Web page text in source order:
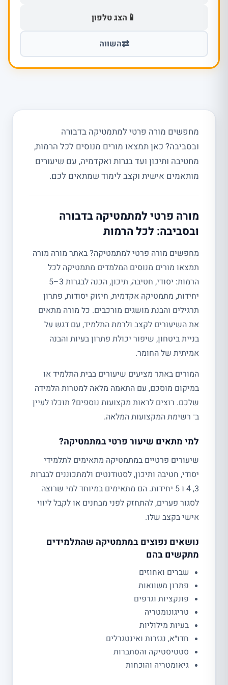
📱 הצג טלפון
⇄השווה
מחפשים מורה פרטי למתמטיקה בדבורה
ובסביבה? כאן תמצאו מורים מנוסים לכל הרמות,
מחטיבה ותיכון ועד בגרות ואקדמיה, עם שיעורים
מותאמים אישית וקצב לימוד שמתאים לכם.
מורה פרטי למתמטיקה בדבורה
ובסביבה: לכל הרמות
מחפשים מורה פרטי למתמטיקה? באתר מורה מורה
תמצאו מורים מנוסים המלמדים מתמטיקה לכל
הרמות: יסודי, חטיבה, תיכון, הכנה לבגרות 3–5
יחידות, מתמטיקה אקדמית, חיזוק יסודות, פתרון
תרגילים והבנת מושגים מורכבים. כל מורה מתאים
את השיעורים לקצב ולרמת התלמיד, עם דגש על
בניית ביטחון, שיפור יכולת פתרון בעיות והבנה
אמיתית של החומר.
המורים באתר מציעים שיעורים בבית התלמיד או
במיקום מוסכם, עם התאמה מלאה למטרות הלמידה
שלכם. רוצים לראות מקצועות נוספים? תוכלו לעיין
ב־ רשימת המקצועות המלאה.
למי מתאים שיעור פרטי במתמטיקה?
שיעורים פרטיים במתמטיקה מתאימים לתלמידי
יסודי, חטיבה ותיכון, לסטודנטים ולמתכוננים לבגרות
3, 4 ו 5 יחידות. הם מתאימים במיוחד למי שרוצה
לסגור פערים, להתחזק לפני מבחנים או לקבל ליווי
אישי בקצב שלו.
נושאים נפוצים במתמטיקה שהתלמידים
מתקשים בהם
שברים ואחוזים
פתרון משוואות
פונקציות וגרפים
טריגונומטריה
בעיות מילוליות
חדו״א, נגזרות ואינטגרלים
סטטיסטיקה והסתברות
גיאומטריה והוכחות